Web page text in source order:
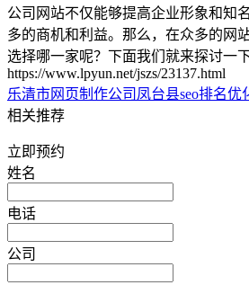
公司网站不仅能够提高企业形象和知
多的商机和利益。那么，在众多的网
选择哪一家呢？下面我们就来探讨一
https://www.lpyun.net/jszs/23137.html
乐清市网页制作公司 凤台县seo排名优
相关推荐
立即预约
姓名
电话
公司